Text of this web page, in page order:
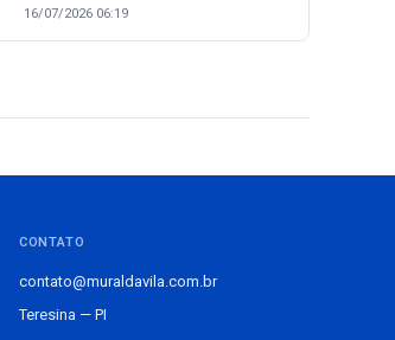
trajetória dedicada ao cuidado
16/07/2026 06:19
CONTATO
contato@muraldavila.com.br
Teresina — PI